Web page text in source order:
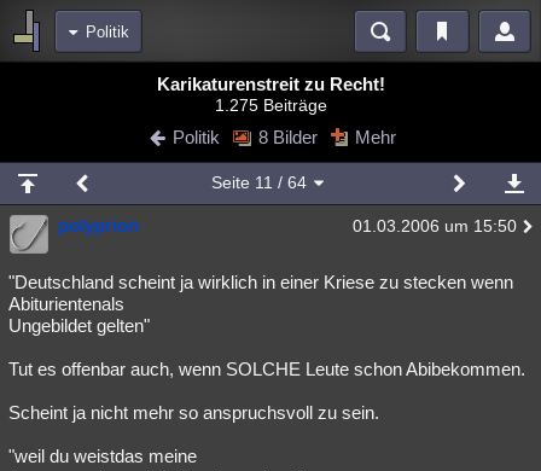
Politik
Blogs Videos
Chat Wiki Neuigkeiten
meine Rubriken
Menschen Wissenschaft Mystery Kriminalfälle
Spiritualität Verschwörungen Technologie Ufologie
Natur Umfragen
weitere Rubriken
Astronomie Helpdesk
Karikaturenstreit zu Recht!
1.275 Beiträge
Politik 8 Bilder Mehr
Seite 11 / 64
polyprion 01.03.2006 um 15:50
"Deutschland scheint ja wirklich in einer Kriese zu stecken wenn
Abiturientenals
Ungebildet gelten"
Tut es offenbar auch, wenn SOLCHE Leute schon Abibekommen.
Scheint ja nicht mehr so anspruchsvoll zu sein.
"weil du weistdas meine